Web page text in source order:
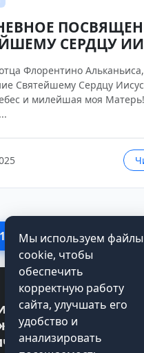
СЕРДЦУ
Флорентино
Святейшему Сердцу
и милейшая моя
1 2 3 … 78
Святого
Церкви г.
Мы используем файлы
cookie, чтобы
обеспечить
корректную работу
сайта, улучшать его
удобство и
анализировать